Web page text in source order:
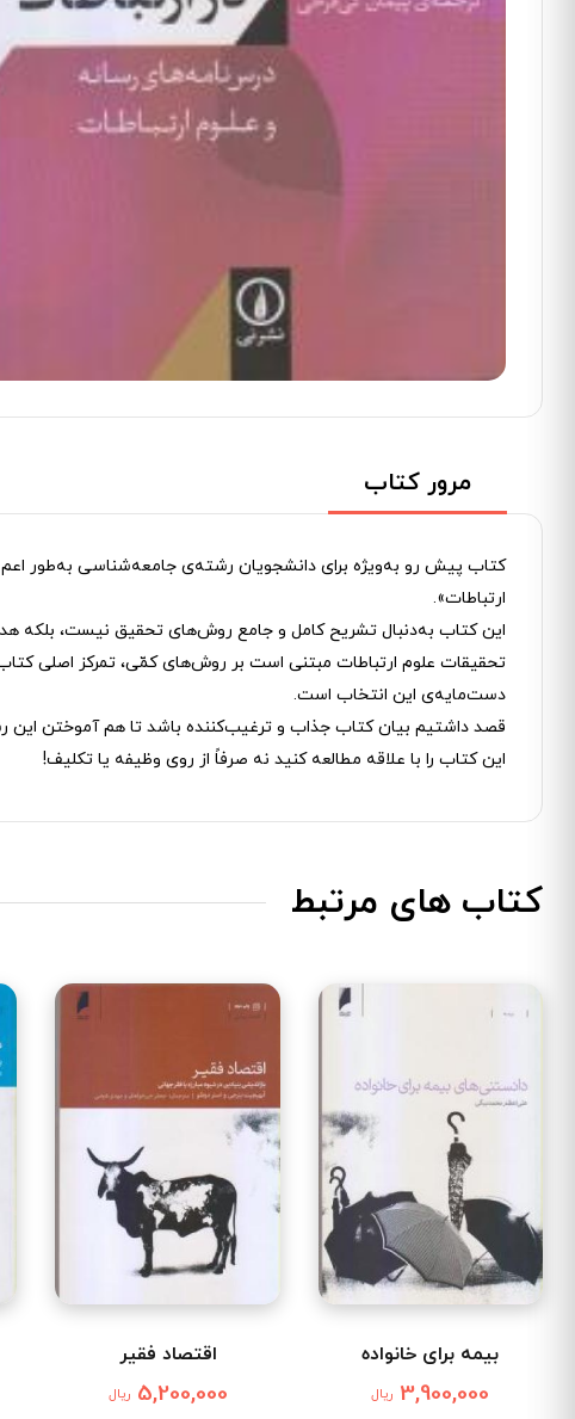
مرور کتاب
کتاب پیش رو به‌ویژه برای دانشجویان رشته‌ی جامعه‌شناسی به‌طور
ارتباطات».
این کتاب به‌دنبال تشریح کامل و جامع روش‌های تحقیق نیست، بلکه
تحقیقات علوم ارتباطات مبتنی است بر روش‌های کمّی، تمرکز اصلی
دست‌مایه‌ی این انتخاب است.
قصد داشتیم بیان کتاب جذاب و ترغیب‌کننده باشد تا هم آموختن
این کتاب را با علاقه مطالعه کنید نه صرفاً از روی وظیفه یا تکلیف!
کتاب های مرتبط
بیمه برای خانواده
3,900,000 ریال
اقتصاد فقیر
5,200,000 ریال